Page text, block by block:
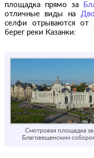
площадка прямо за
отличные виды на
селфи отрываются
берег реки Казанки:
Смотровая площадка за
Благовещенским